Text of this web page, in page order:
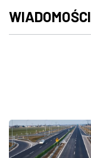
INWESTYCJE
GASTRONOMIA
WIADOMOŚCI